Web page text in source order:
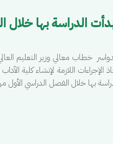
عام 1428هـ وبدأت الدراسة
باتخاذ الإجراءات اللازمة لإنشاء
عام 1428هـ وبدأت الدراسة بها خلال الفصل